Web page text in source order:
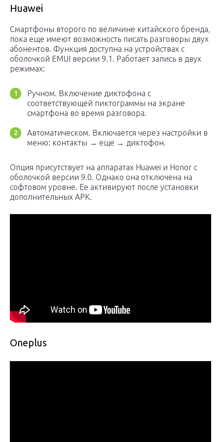
Huawei
Смартфоны второго по величине китайского бренда,
пока еще имеют возможность писать разговоры двух
абонентов. Функция доступна на устройствах с
оболочкой EMUI версии 9.1. Работает запись в двух
режимах:
Ручном. Включение диктофона с
соответствующей пиктограммы на экране
смартфона во время разговора.
Автоматическом. Включается через настройки в
меню: контакты → еще → диктофон.
Опция присутствует на аппаратах Huawei и Honor с
оболочкой версии 9.0. Однако она отключена на
софтовом уровне. Ее активируют после установки
дополнительных APK.
Oneplus